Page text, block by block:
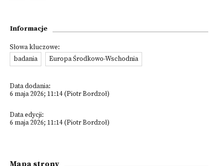
Informacje
Słowa kluczowe:
badania
Europa Środkowo-Wschodnia
Data dodania:
6 maja 2026; 11:14 (Piotr Bordzoł)
Data edycji:
6 maja 2026; 11:14 (Piotr Bordzoł)
Mapa strony